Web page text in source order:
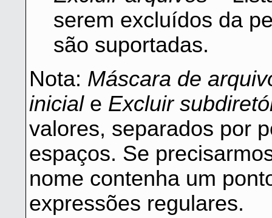
serem excluídos da
são suportadas.
Nota: Máscara de
iniciale Excluir
valores, separados por
espaços. Se
nome contenha um
expressões regulares.